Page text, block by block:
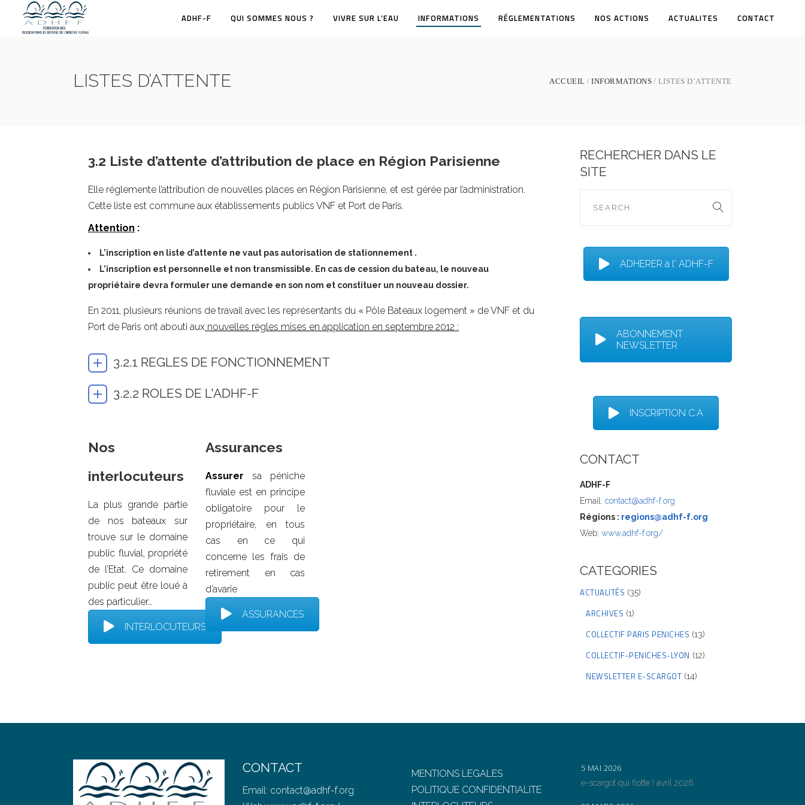
ADHF-F QUI SOMMES NOUS ? VIVRE SUR L’EAU INFORMATIONS RÉGLEMENTATIONS NOS ACTIONS ACTUALITES CONTACT
LISTES D’ATTENTE ACCUEIL INFORMATIONS LISTES D’ATTENTE
3.2 Liste d’attente d’attribution de place en Région Parisienne
Elle réglemente l’attribution de nouvelles places en Région Parisienne, et est gérée par l’administration.
Cette liste est commune aux établissements publics VNF et Port de Paris.
Attention :
L’inscription en liste d’attente ne vaut pas autorisation de stationnement .
L’inscription est personnelle et non transmissible. En cas de cession du bateau, le nouveau
propriétaire devra formuler une demande en son nom et constituer un nouveau dossier.
En 2011, plusieurs réunions de travail avec les représentants du « Pôle Bateaux logement » de VNF et du
Port de Paris ont abouti aux nouvelles règles mises en application en septembre 2012 :
3.2.1 REGLES DE FONCTIONNEMENT
3.2.2 ROLES DE L'ADHF-F
Nos
interlocuteurs
La plus grande partie
de nos bateaux sur
trouve sur le domaine
public fluvial, propriété
de l’Etat. Ce domaine
public peut être loué à
des particulier…
INTERLOCUTEURS
Assurances
Assurer sa péniche
fluviale est en principe
obligatoire pour le
propriétaire, en tous
cas en ce qui
concerne les frais de
retirement en cas
d’avarie
ASSURANCES
RECHERCHER DANS LE
SITE
ADHERER à l' ADHF-F
ABONNEMENT
NEWSLETTER
INSCRIPTION C.A
CONTACT
ADHF-F
Email: contact@adhf-f.org
Régions : regions@adhf-f.org
Web: www.adhf-f.org/
CATEGORIES
ACTUALITÉS (35)
ARCHIVES (1)
COLLECTIF PARIS PENICHES (13)
COLLECTIF-PENICHES-LYON (12)
NEWSLETTER E-SCARGOT (14)
CONTACT
Email: contact@adhf-f.org
MENTIONS LEGALES
POLITIQUE CONFIDENTIALITE
5 MAI 2026
e-scargot qui flotte ! avril 2026